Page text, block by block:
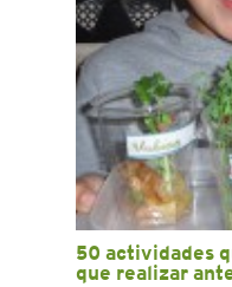
50 actividades
que realizar